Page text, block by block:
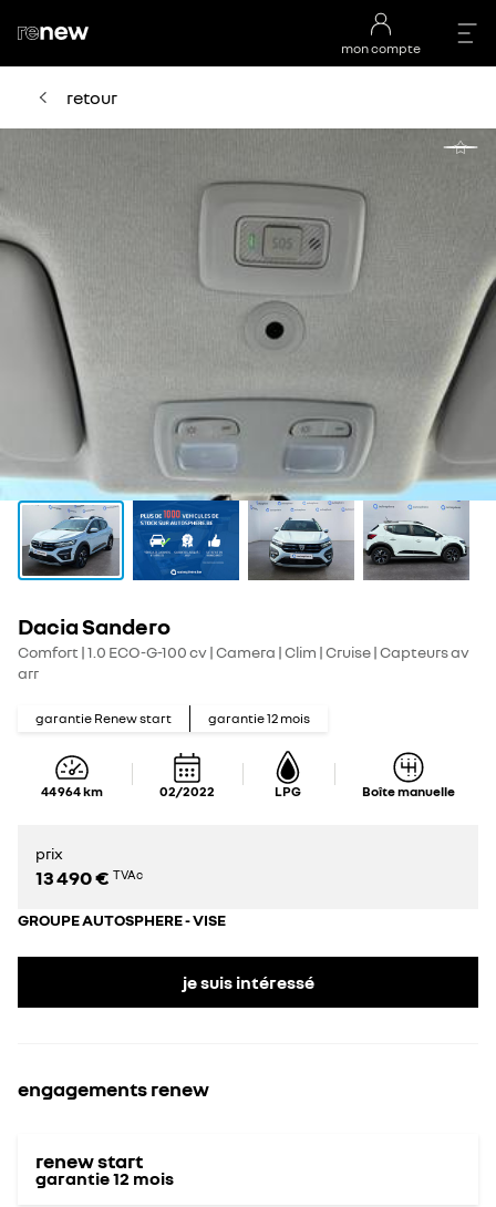
mon compte
retour
Dacia Sandero
Comfort | 1.0 ECO-G-100 cv | Camera | Clim | Cruise | Capteurs av
arr
garantie Renew start garantie12 mois
44 964km 02/2022 LPG Boîte manuelle
prix
13 490 € TVAc
GROUPE AUTOSPHERE - VISE
je suis intéressé
engagements renew
renew start
garantie12 mois